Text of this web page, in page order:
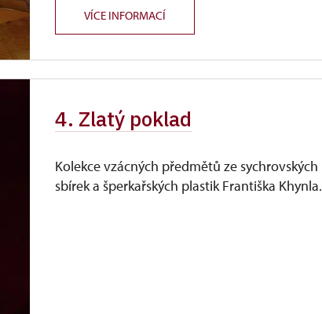
VÍCE INFORMACÍ
4. Zlatý poklad
Kolekce vzácných předmětů ze sychrovských
sbírek a šperkařských plastik Františka Khynla.